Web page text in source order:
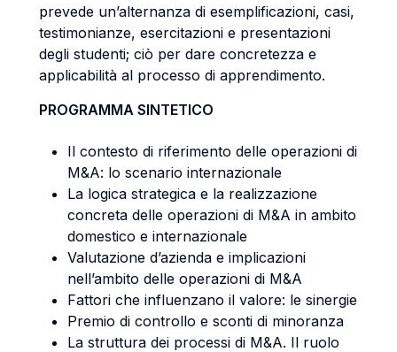
prevede un’alternanza di esemplificazioni, casi,
testimonianze, esercitazioni e presentazioni
degli studenti; ciò per dare concretezza e
applicabilità al processo di apprendimento.
PROGRAMMA SINTETICO
Il contesto di riferimento delle operazioni di
M&A: lo scenario internazionale
La logica strategica e la realizzazione
concreta delle operazioni di M&A in ambito
domestico e internazionale
Valutazione d’azienda e implicazioni
nell’ambito delle operazioni di M&A
Fattori che influenzano il valore: le sinergie
Premio di controllo e sconti di minoranza
La struttura dei processi di M&A. Il ruolo